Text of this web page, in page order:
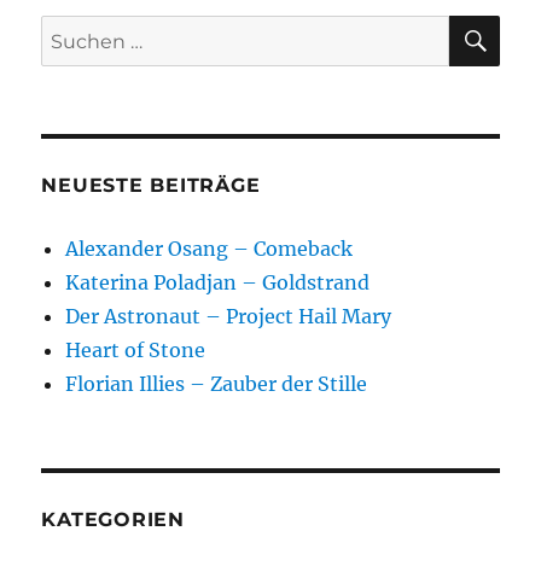
Suchen
nach:
NEUESTE BEITRÄGE
Alexander Osang – Comeback
Katerina Poladjan – Goldstrand
Der Astronaut – Project Hail Mary
Heart of Stone
Florian Illies – Zauber der Stille
KATEGORIEN